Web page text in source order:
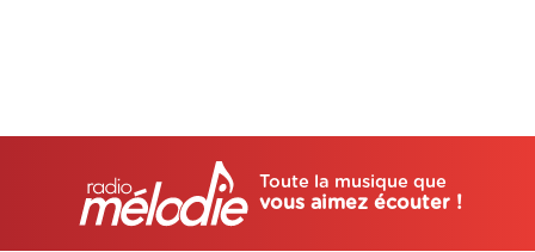
Toute la musique que
vous aimez écouter !